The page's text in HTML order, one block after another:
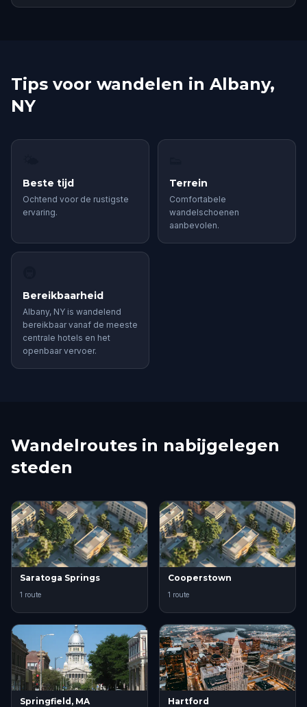
Tips voor wandelen in Albany,
NY
Beste tijd
Ochtend voor de rustigste
ervaring.
Terrein
Comfortabele
wandelschoenen
aanbevolen.
Bereikbaarheid
Albany, NY is wandelend
bereikbaar vanaf de meeste
centrale hotels en het
openbaar vervoer.
Wandelroutes in nabijgelegen
steden
Saratoga Springs
1 route
Cooperstown
1 route
Springfield, MA Hartford